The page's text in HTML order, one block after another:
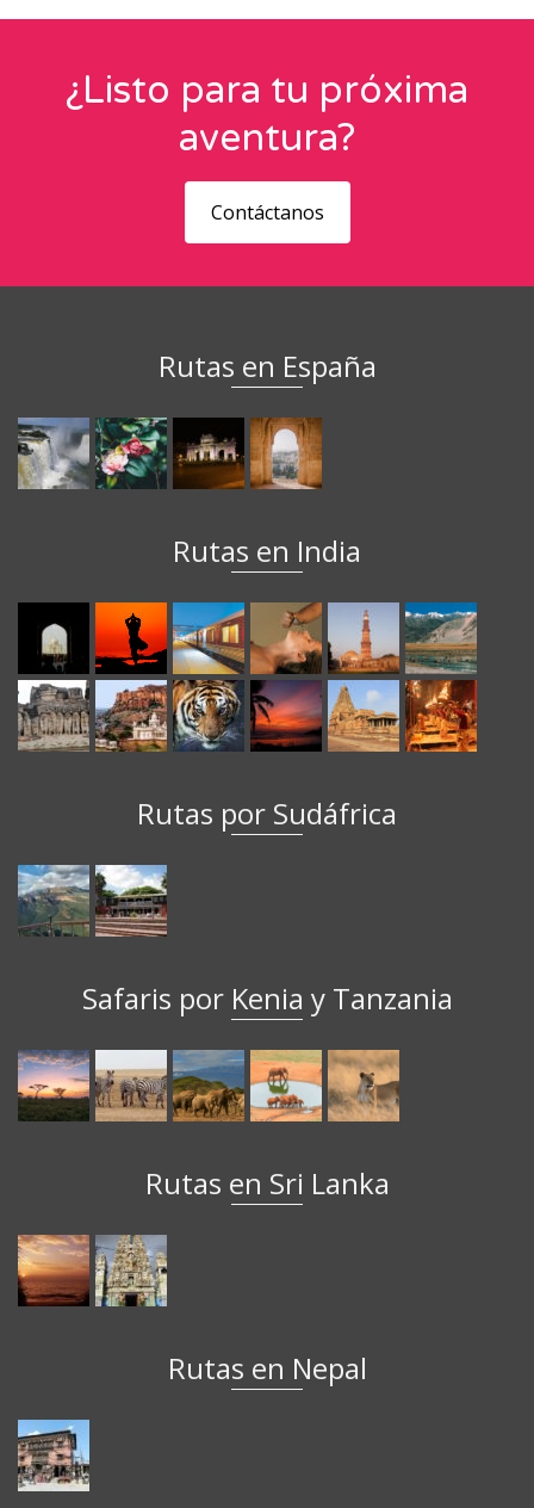
¿Listo para tu próxima
aventura?
Contáctanos
Rutas en España
Rutas en India
Rutas por Sudáfrica
Safaris por Kenia y Tanzania
Rutas en Sri Lanka
Rutas en Nepal